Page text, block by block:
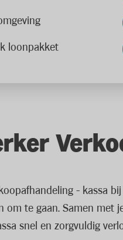
loonpakket
- kassa
om te gaan. Samen met
snel en zorgvuldig